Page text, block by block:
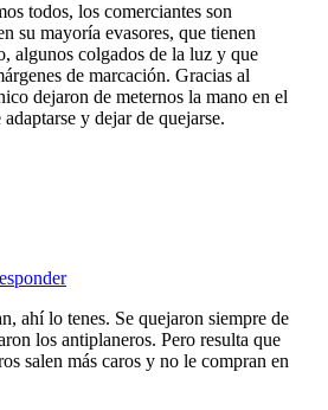
todos, los comerciantes son
su mayoría evasores, que tienen
algunos colgados de la luz y que
de marcación. Gracias al
dejaron de meternos la mano en el
y dejar de quejarse.
ahí lo tenes. Se quejaron siempre de
los antiplaneros. Pero resulta que
salen más caros y no le compran en